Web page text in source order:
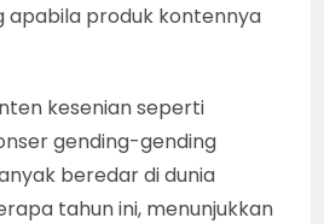
apabila produk kontennya
kesenian seperti
gending-gending
beredar di dunia
tahun ini, menunjukkan